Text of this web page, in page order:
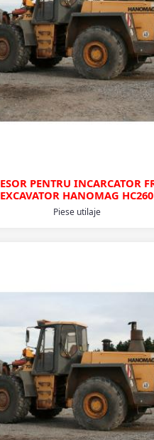
EXCAVATOR HANOMAG HC260
Piese utilaje